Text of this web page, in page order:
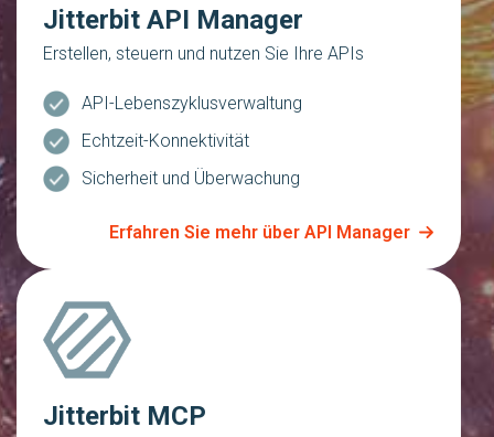
Jitterbit API Manager
Erstellen, steuern und nutzen Sie Ihre APIs
API-Lebenszyklusverwaltung
Echtzeit-Konnektivität
Sicherheit und Überwachung
Erfahren Sie mehr über API Manager
Jitterbit MCP